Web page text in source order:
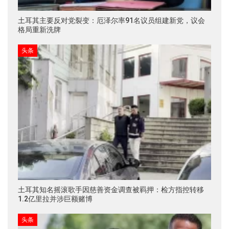
土耳其主要反对党裂变：厄泽尔率91名议员组建新党，议会
格局重新洗牌
头条
土耳其知名摇滚歌手因慈善资金调查被羁押：检方指控转移
1.2亿里拉并涉巨额赌博
头条